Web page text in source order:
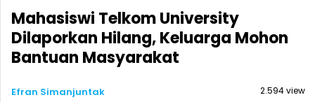
Mahasiswi Telkom University
Dilaporkan Hilang, Keluarga Mohon
Bantuan Masyarakat
Efran Simanjuntak
2.594 view